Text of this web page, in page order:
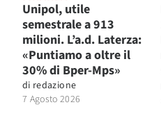
Unipol, utile
semestrale a 913
milioni. L’a.d. Laterza:
«Puntiamo a oltre il
30% di Bper-Mps»
di redazione
7 Agosto 2026